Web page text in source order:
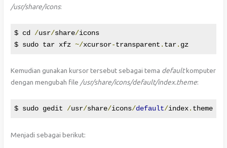
/usr/share/icons:
$ cd /usr/share/icons
$ sudo tar xfz ~/xcursor-transparent . tar. gz
Kemudian gunakan kursor tersebut sebagai tema defaultkomputer
dengan mengubah file /usr/share/icons/default/index.theme:
$ sudo gedit /usr/share/icons/default/index. theme
Menjadi sebagai berikut: